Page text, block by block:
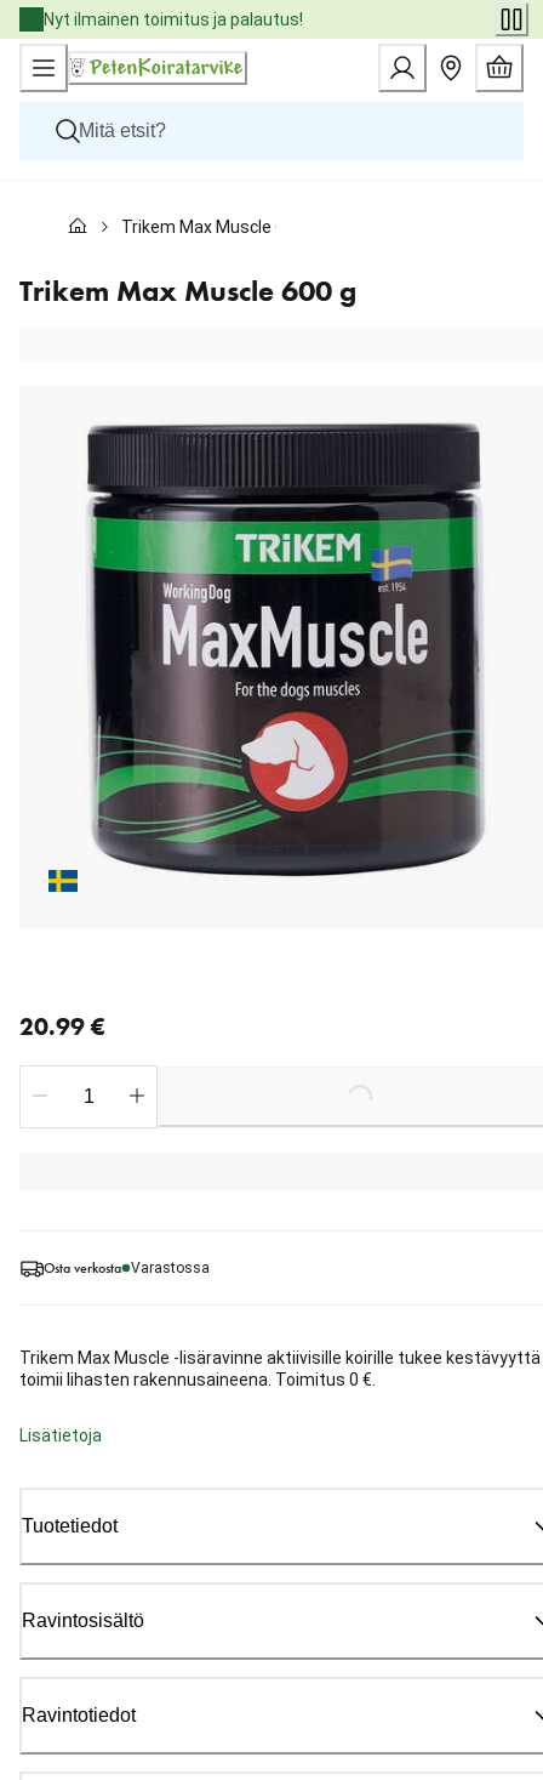
Skip
to
Content
Nyt ilmainen toimitus ja palautus!
Kissat
Eläinlääkäriruoat
Tuotemerkit
Trikem Max Muscle 600 g
Trikem Max Muscle 600 g
Osta verkosta Varastossa
Trikem Max Muscle -lisäravinne aktiivisille koirille tukee kestävyyttä
toimii lihasten rakennusaineena. Toimitus 0 €.
Lisätietoja
Tuotetiedot
Ravintosisältö
Ravintotiedot
20.99 €
Loading...